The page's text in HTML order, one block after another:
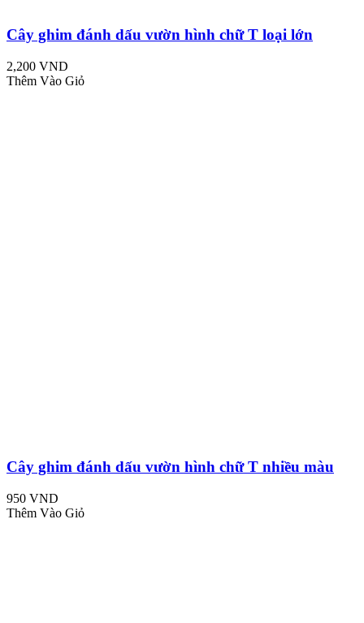
Cây ghim đánh dấu vườn hình chữ T loại lớn
2,200 VND
Thêm Vào Giỏ
Cây ghim đánh dấu vườn hình chữ T nhiều màu
950 VND
Thêm Vào Giỏ